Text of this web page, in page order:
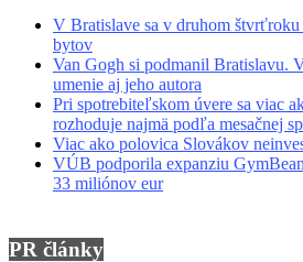
V Bratislave sa v druhom
bytov
Van Gogh si podmanil Bratislavu.
umenie aj jeho autora
Pri spotrebiteľskom úvere sa viac
rozhoduje najmä podľa mesačnej
Viac ako polovica Slovákov
VÚB podporila expanziu
33 miliónov eur
PR články